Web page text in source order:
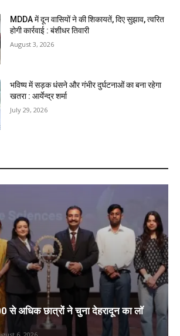
MDDA में दून वासियों ने की शिकायतें, दिए सुझाव, त्वरित
होगी कार्रवाई : बंशीधर तिवारी
August 3, 2026
भविष्य में सड़क धंसने और गंभीर दुर्घटनाओं का बना रहेगा
खतरा : आर्येन्द्र शर्मा
July 29, 2026
से अधिक छात्रों ने चुना देहरादून का लाॅ